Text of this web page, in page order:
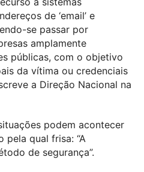
de ‘email’ e
se passar por
amplamente
públicas, com o objetivo
da vítima ou credenciais
a Direção Nacional na
podem acontecer
pela qual frisa: “A
de segurança”.